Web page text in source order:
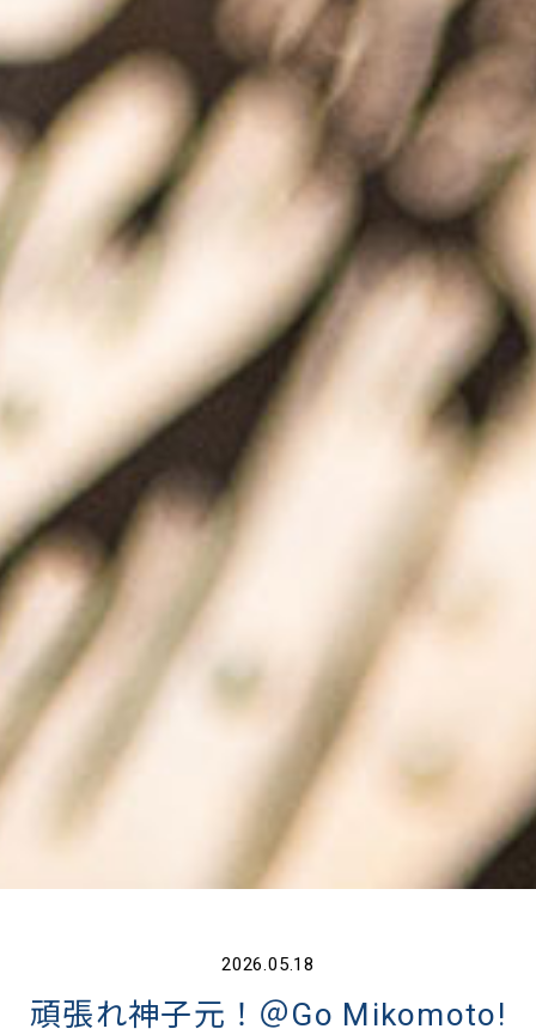
2026.05.18
頑張れ神子元！＠Go Mikomoto!